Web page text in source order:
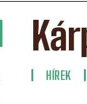
HÍREK